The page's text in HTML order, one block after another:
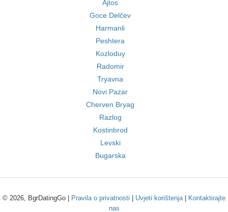
Ajtos
Goce Delčev
Harmanli
Peshtera
Kozloduy
Radomir
Tryavna
Novi Pazar
Cherven Bryag
Razlog
Kostinbrod
Levski
Bugarska
© 2026, BgrDatingGo | Pravila o privatnosti Uvjeti korištenja|
Kontaktirajte
nas